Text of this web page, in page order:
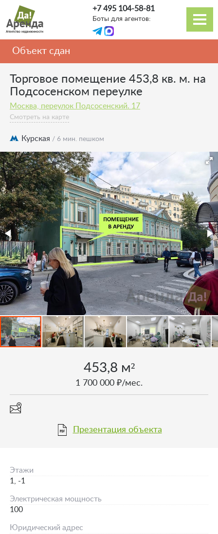
Перейти
основному
содержанию
Основная
навигация
+7 495 104-58-81
Боты для агентов:
Объект сдан
Торговое помещение 453,8 кв. м. на
Подсосенском переулке
Москва, переулок Подсосенский. 17
Смотреть на карте
Курская / 6 мин. пешком
453,8 м²
1 700 000 ₽/мес.
Презентация объекта
Этажи
1, -1
Электрическая мощность
100
Юридический адрес